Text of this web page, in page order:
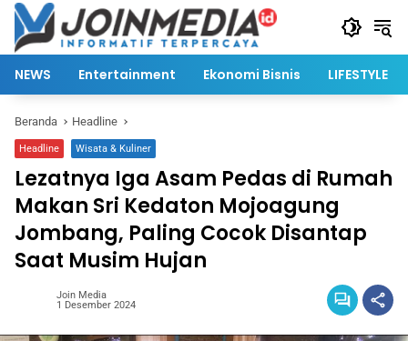
Langsung
konten
NEWS Entertainment Ekonomi Bisnis LIFESTYLE
Beranda Headline
Headline Wisata & Kuliner
Lezatnya Iga Asam Pedas di Rumah
Makan Sri Kedaton Mojoagung
Jombang, Paling Cocok Disantap
Saat Musim Hujan
Join Media
1 Desember 2024